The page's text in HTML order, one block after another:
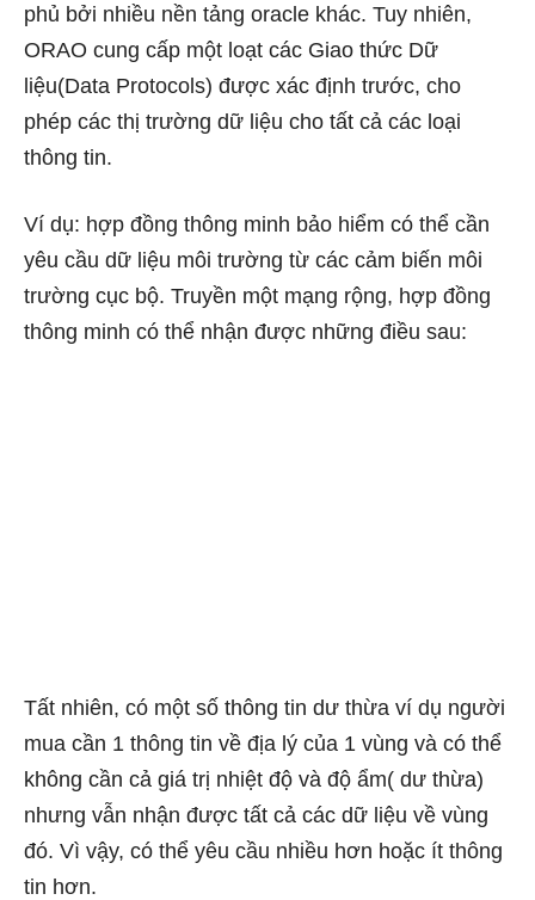
phủ bởi nhiều nền tảng oracle khác. Tuy nhiên,
ORAO cung cấp một loạt các Giao thức Dữ
liệu(Data Protocols) được xác định trước, cho
phép các thị trường dữ liệu cho tất cả các loại
thông tin.
Ví dụ: hợp đồng thông minh bảo hiểm có thể cần
yêu cầu dữ liệu môi trường từ các cảm biến môi
trường cục bộ. Truyền một mạng rộng, hợp đồng
thông minh có thể nhận được những điều sau:
Tất nhiên, có một số thông tin dư thừa ví dụ người
mua cần 1 thông tin về địa lý của 1 vùng và có thể
không cần cả giá trị nhiệt độ và độ ẩm( dư thừa)
nhưng vẫn nhận được tất cả các dữ liệu về vùng
đó. Vì vậy, có thể yêu cầu nhiều hơn hoặc ít thông
tin hơn.